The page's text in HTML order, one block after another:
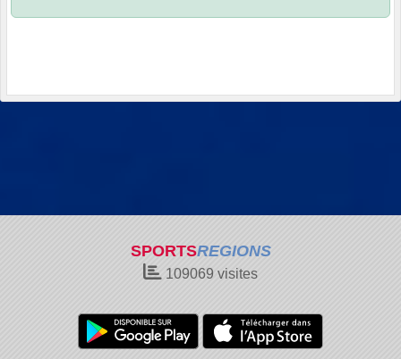
SPORTSREGIONS
109069 visites